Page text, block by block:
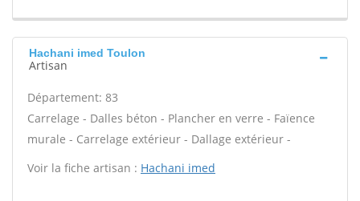
Hachani imed Toulon
Artisan
Département: 83
Carrelage - Dalles béton - Plancher en verre - Faïence
murale - Carrelage extérieur - Dallage extérieur -
Voir la fiche artisan : Hachani imed